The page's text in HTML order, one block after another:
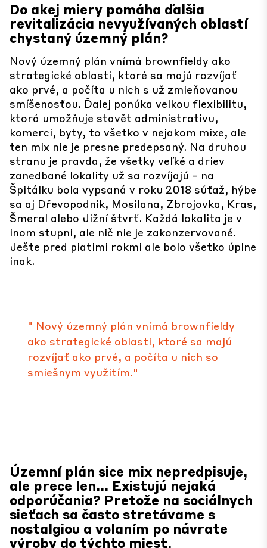
Do akej miery pomáha ďalšia
revitalizácia nevyužívaných oblastí
chystaný územný plán?
Nový územný plán vnímá brownfieldy ako
strategické oblasti, ktoré sa majú rozvíjať
ako prvé, a počíta u nich s už zmieňovanou
smíšenosťou. Ďalej ponúka velkou flexibilitu,
ktorá umožňuje stavět administrativu,
komerci, byty, to všetko v nejakom mixe, ale
ten mix nie je presne predepsaný. Na druhou
stranu je pravda, že všetky veľké a driev
zanedbané lokality už sa rozvíjajú - na
Špitálku bola vypsaná v roku 2018 súťaž, hýbe
sa aj Dřevopodnik, Mosilana, Zbrojovka, Kras,
Šmeral alebo Jižní štvrť. Každá lokalita je v
inom stupni, ale nič nie je zakonzervované.
Ješte pred piatimi rokmi ale bolo všetko úplne
inak.
" Nový územný plán vnímá brownfieldy
ako strategické oblasti, ktoré sa majú
rozvíjať ako prvé, a počíta u nich so
smiešnym využitím."
Územní plán sice mix nepredpisuje,
ale prece len... Existujú nejaká
odporúčania? Pretože na sociálnych
sieťach sa často stretávame s
nostalgiou a volaním po návrate
výroby do týchto miest.